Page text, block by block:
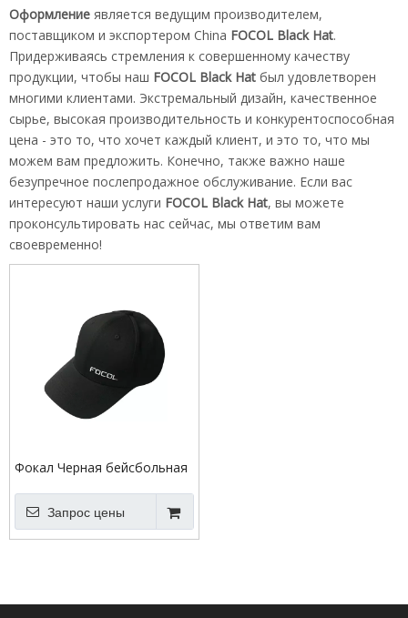
Оформление является ведущим производителем,
поставщиком и экспортером China FOCOL Black Hat.
Придерживаясь стремления к совершенному качеству
продукции, чтобы наш FOCOL Black Hat был удовлетворен
многими клиентами. Экстремальный дизайн, качественное
сырье, высокая производительность и конкурентоспособная
цена - это то, что хочет каждый клиент, и это то, что мы
можем вам предложить. Конечно, также важно наше
безупречное послепродажное обслуживание. Если вас
интересуют наши услуги FOCOL Black Hat, вы можете
проконсультировать нас сейчас, мы ответим вам
своевременно!
Фокал Черная бейсбольная
Запрос цены